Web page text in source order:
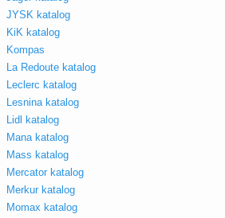
JYSK katalog
KiK katalog
Kompas
La Redoute katalog
Leclerc katalog
Lesnina katalog
Lidl katalog
Mana katalog
Mass katalog
Mercator katalog
Merkur katalog
Momax katalog